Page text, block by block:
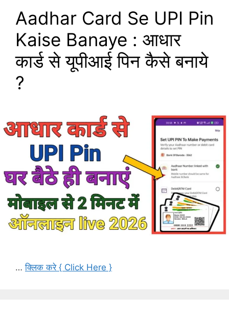
Aadhar Card Se UPI Pin
Kaise Banaye : आधार
कार्ड से यूपीआई पिन कैसे बनाये
?
…क्लिक करे { Click Here }